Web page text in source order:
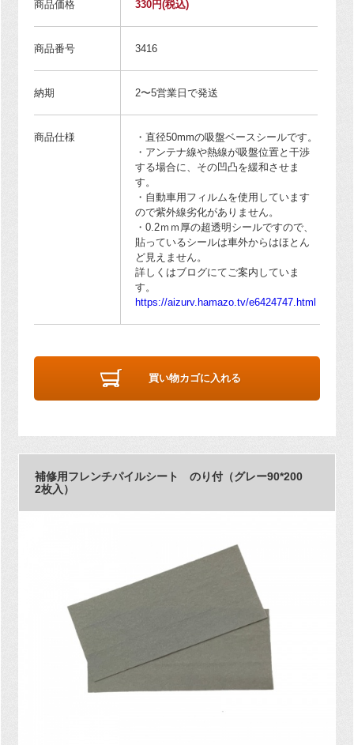
商品価格 330円(税込)
商品番号 3416
納期 2〜5営業日で発送
商品仕様
・直径50mmの吸盤ベースシールです。
・アンテナ線や熱線が吸盤位置と干渉
する場合に、その凹凸を緩和させま
す。
・自動車用フィルムを使用しています
ので紫外線劣化がありません。
・0.2ｍｍ厚の超透明シールですので、
貼っているシールは車外からはほとん
ど見えません。
詳しくはブログにてご案内していま
す。
https://aizurv.hamazo.tv/e6424747.html
買い物カゴに入れる
補修用フレンチパイルシート のり付（グレー90*200
2枚入）